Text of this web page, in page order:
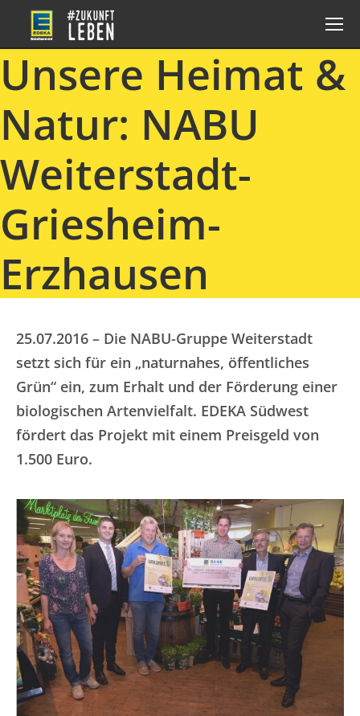
Unsere Heimat &
Natur: NABU
Weiterstadt-
Griesheim-
Erzhausen
25.07.2016 – Die NABU-Gruppe Weiterstadt
setzt sich für ein „naturnahes, öffentliches
Grün“ ein, zum Erhalt und der Förderung einer
biologischen Artenvielfalt. EDEKA Südwest
fördert das Projekt mit einem Preisgeld von
1.500 Euro.